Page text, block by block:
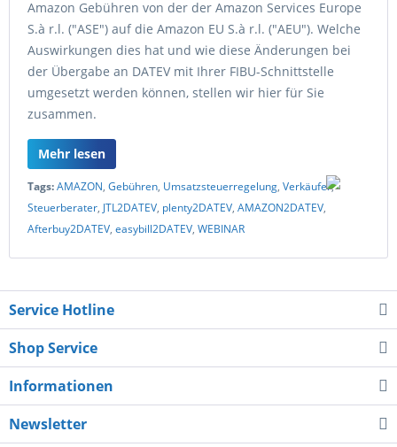
Amazon Gebühren von der der Amazon Services Europe
S.à r.l. ("ASE") auf die Amazon EU S.à r.l. ("AEU"). Welche
Auswirkungen dies hat und wie diese Änderungen bei
der Übergabe an DATEV mit Ihrer FIBU-Schnittstelle
umgesetzt werden können, stellen wir hier für Sie
zusammen.
Mehr lesen
Tags:AMAZON, Gebühren, Umsatzsteuerregelung, Verkäufer,
Steuerberater, JTL2DATEV, plenty2DATEV, AMAZON2DATEV,
Afterbuy2DATEV, easybill2DATEV, WEBINAR
Service Hotline
Shop Service
Informationen
Newsletter